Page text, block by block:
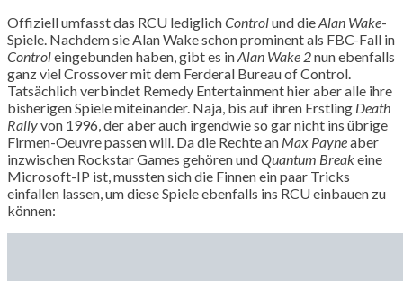
Offiziell umfasst das RCU lediglichControlund dieAlan Wake-
Spiele. Nachdem sie Alan Wake schon prominent als FBC-Fall in
Controleingebunden haben, gibt es inAlan Wake 2nun ebenfalls
ganz viel Crossover mit dem Ferderal Bureau of Control.
Tatsächlich verbindet Remedy Entertainment hier aber alle ihre
bisherigen Spiele miteinander. Naja, bis auf ihren Erstling Death
Rallyvon 1996, der aber auch irgendwie so gar nicht ins übrige
Firmen-Oeuvre passen will. Da die Rechte an Max Payneaber
inzwischen Rockstar Games gehören undQuantum Breakeine
Microsoft-IP ist, mussten sich die Finnen ein paar Tricks
einfallen lassen, um diese Spiele ebenfalls ins RCU einbauen zu
können: